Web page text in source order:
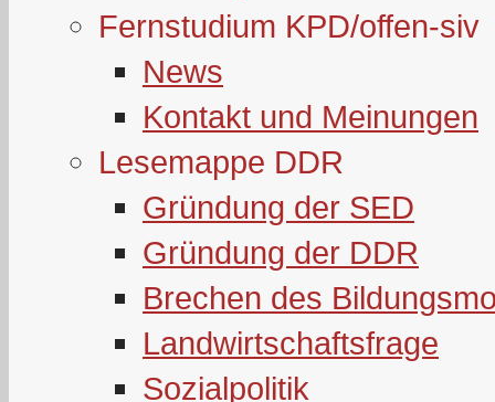
Fernstudium KPD/offen-siv
News
Kontakt und Meinungen
Lesemappe DDR
Gründung der SED
Gründung der DDR
Brechen des
Landwirtschaftsfrage
Sozialpolitik